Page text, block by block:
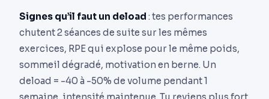
Signes qu’il faut un deload : tes performances
chutent 2 séances de suite sur les mêmes
exercices, RPE qui explose pour le même poids,
sommeil dégradé, motivation en berne. Un
deload = -40 à -50% de volume pendant 1